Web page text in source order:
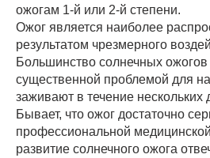
ожогам 1-й или 2-й степени.
Ожог является наиболее
результатом чрезмерного
Большинство солнечных
существенной проблемой для
заживают в течение нескольких
Бывает, что ожог достаточно
профессиональной
развитие солнечного ожога